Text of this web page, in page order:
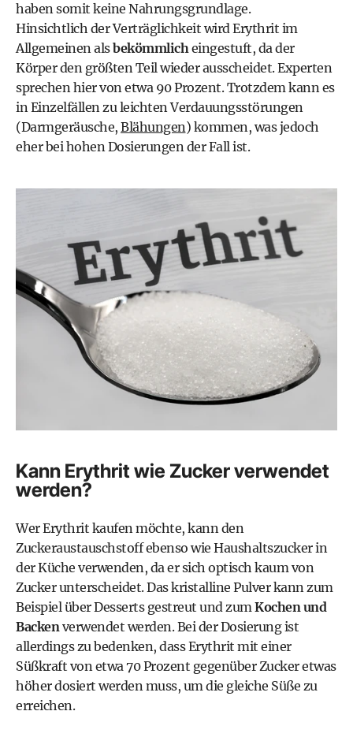
haben somit keine Nahrungsgrundlage.
Hinsichtlich der Verträglichkeit wird Erythrit im
Allgemeinen alsbekömmlicheingestuft, da der
Körper den größten Teil wieder ausscheidet. Experten
sprechen hier von etwa 90 Prozent. Trotzdem kann es
in Einzelfällen zu leichten Verdauungsstörungen
(Darmgeräusche, Blähungen) kommen, was jedoch
eher bei hohen Dosierungen der Fall ist.
Kann Erythrit wie Zucker verwendet
werden?
Wer Erythrit kaufen möchte, kann den
Zuckeraustauschstoff ebenso wie Haushaltszucker in
der Küche verwenden, da er sich optisch kaum von
Zucker unterscheidet. Das kristalline Pulver kann zum
Beispiel über Desserts gestreut und zum Kochen und
Backen verwendet werden. Bei der Dosierung ist
allerdings zu bedenken, dass Erythrit mit einer
Süßkraft von etwa 70 Prozent gegenüber Zucker etwas
höher dosiert werden muss, um die gleiche Süße zu
erreichen.